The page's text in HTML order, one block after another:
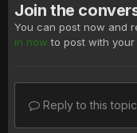
Join the
You can post now and
in now to post with your
Reply to this